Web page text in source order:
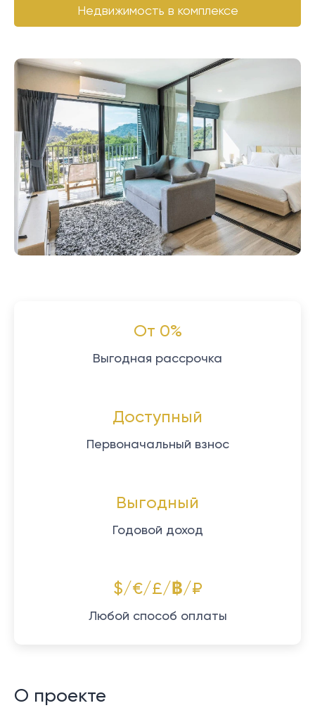
Недвижимость в комплексе
От 0%
Выгодная рассрочка
Доступный
Первоначальный взнос
Выгодный
Годовой доход
$/€/£/฿/₽
Любой способ оплаты
О проекте